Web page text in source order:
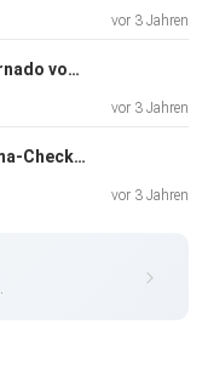
vor 3 Jahren
#11 Fredy Fischer und der Tornado von Großheide
vor 3 Jahren
#10 Robert Mohr und "Die Klima-Checker"
vor 3 Jahren